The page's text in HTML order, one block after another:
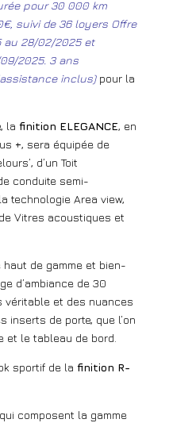
pour 30 000 km
suivi de 36 loyers Offre
au 28/02/2025 et
2025. 3 ans
inclus)pour la
la finition ELEGANCE, en
+, sera équipée de
d’un Toit
conduite semi-
technologie Area view,
Vitres acoustiques et
haut de gamme et bien-
d’ambiance de 30
véritable et des nuances
inserts de porte, que l’on
et le tableau de bord.
sportif de la finition R-
composent la gamme